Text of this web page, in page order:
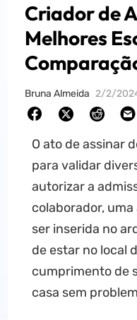
Criador de
Melhores
Bruna Almeida 2/2/
O ato de assinar
para validar
autorizar a
colaborador,
ser inserida no
de estar no local
cumprimento de
casa sem